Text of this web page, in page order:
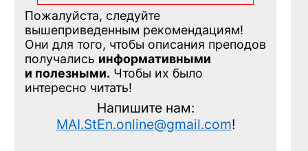
Пожалуйста, следуйте
вышеприведенным рекомендациям!
Они для того, чтобы описания преподов
получались информативными
и полезными. Чтобы их было
интересно читать!
Напишите нам:
MAI.StEn.online@gmail.com!